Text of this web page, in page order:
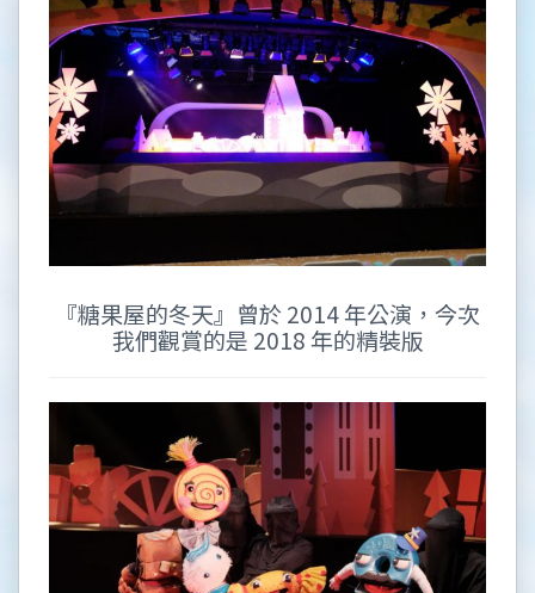
『糖果屋的冬天』曾於 2014 年公演，今次
我們觀賞的是 2018 年的精裝版